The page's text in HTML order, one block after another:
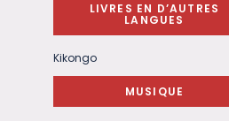
LIVRES EN D’AUTRES
LANGUES
Kikongo
MUSIQUE